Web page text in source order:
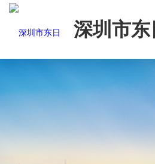
深圳市